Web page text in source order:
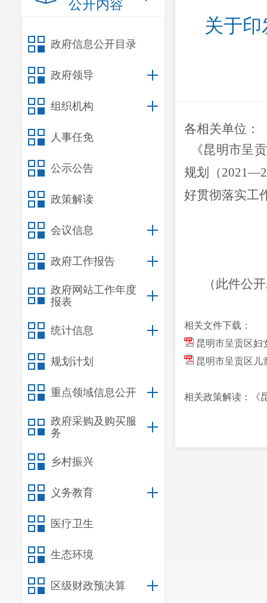
公开内容
政府信息公开目录
政府领导
组织机构
人事任免
公示公告
政策解读
会议信息
政府工作报告
政府网站工作年度
报表
统计信息
规划计划
重点领域信息公开
政府采购及购买服
务
乡村振兴
义务教育
医疗卫生
生态环境
区级财政预决算
关于
各相关单位：
《昆明市呈
规划
（2021—
好贯彻落实工
（此件公
相关文件下载：
昆明市呈贡区妇
昆明市呈贡区儿
相关政策解读： 《